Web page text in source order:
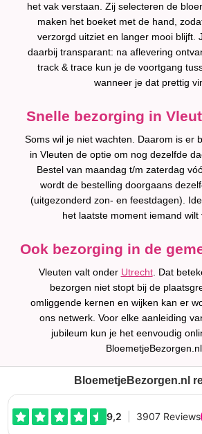
het vak verstaan. Zij selecteren de
maken het boeket met de hand,
verzorgd uitziet en langer mooi blijft.
daarbij transparant: na aflevering
track & trace kun je de voortgang
wanneer je dat prettig
Snelle bezorging in
Soms wil je niet wachten. Daarom is er
in Vleuten de optie om nog dezelfde
Bestel van maandag t/m zaterdag
wordt de bestelling doorgaans
(uitgezonderd zon- en feestdagen).
het laatste moment iemand wilt
Ook bezorging in de
Vleuten valt onder Utrecht. Dat
bezorgen niet stopt bij de
omliggende kernen en wijken kan er
ons netwerk. Voor elke aanleiding
jubileum kun je het eenvoudig
BloemetjeBezorgen.nl.
BloemetjeBezorgen.nl